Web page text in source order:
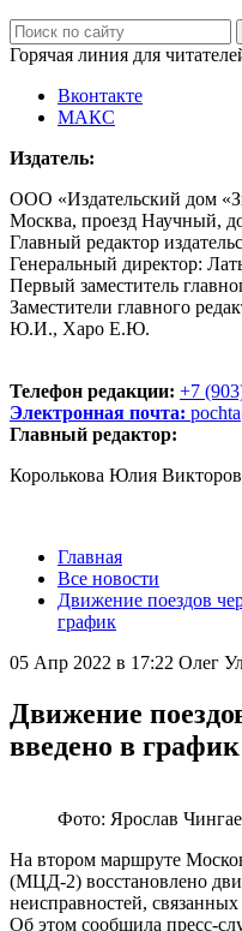
Горячая линия для
Вконтакте
МАКС
Издатель:
ООО «Издательский дом
Москва, проезд Научный,
Главный редактор
Генеральный директор:
Первый заместитель
Заместители главного
Ю.И., Харо Е.Ю.
Телефон редакции: +7
Электронная почта:
Главный редактор:
Королькова Юлия
Главная
Все новости
Движение поездов
график
05 Апр 2022 в 17:22 Олег
Движение
введено в график
Фото: Ярослав
На втором маршруте
(МЦД-2) восстановлено
неисправностей,
Об этом сообщила пресс-